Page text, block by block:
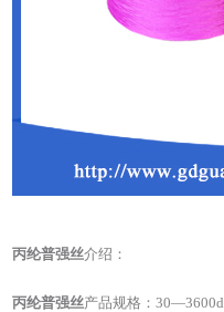
丙纶普强丝介绍：
丙纶普强丝产品规格：30—3600d